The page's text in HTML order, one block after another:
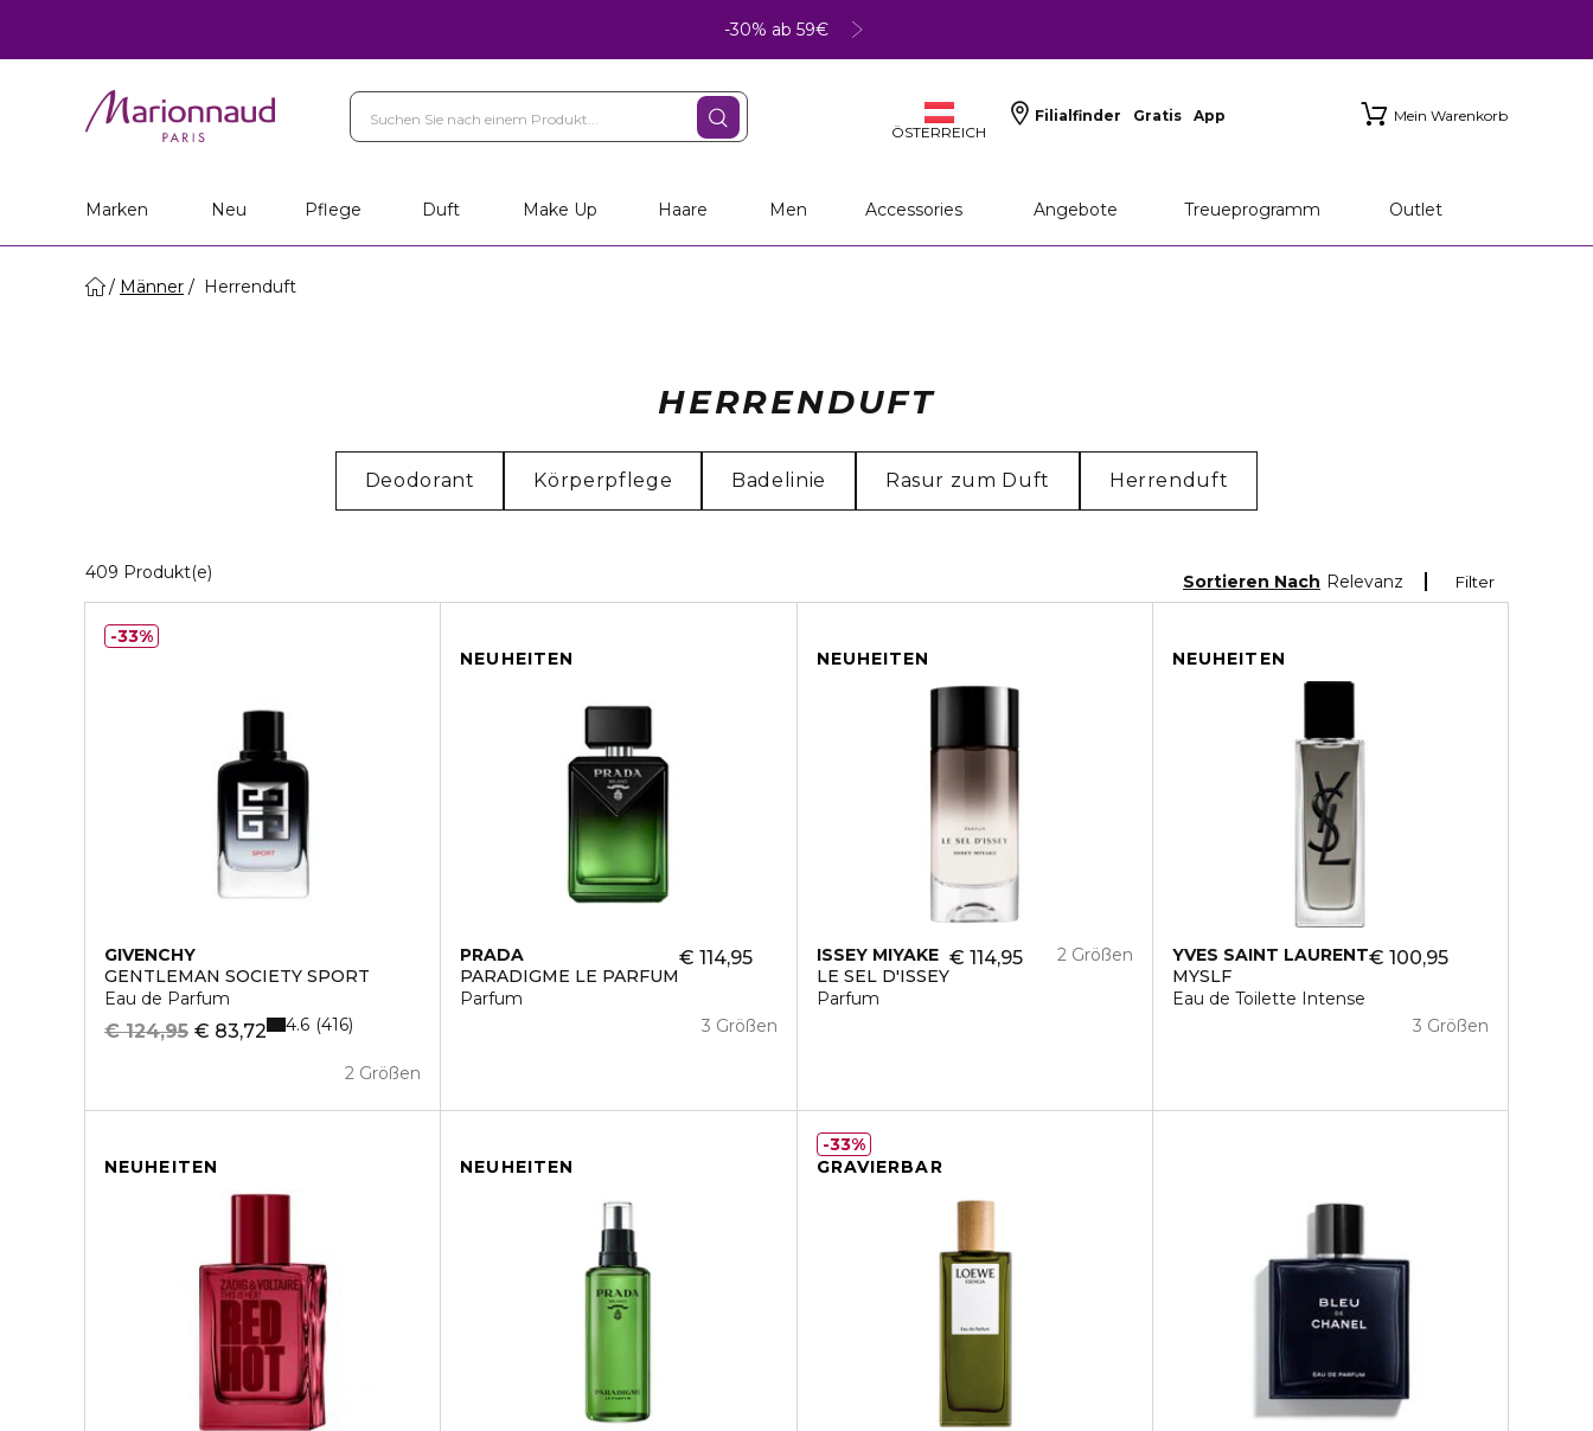
-30% ab 59€
ÖSTERREICH
Filialfinder Gratis App Mein Warenkorb
Marken Neu Pflege Duft Make Up Haare Men Accessories Angebote Treueprogramm Outlet
Männer Herrenduft
HERRENDUFT
Deodorant Körperpflege Badelinie Rasur zum Duft Herrenduft
409 Produkt(e) Filter
Sortieren Nach Relevanz
GIVENCHY
GENTLEMAN SOCIETY SPORT
Eau de Parfum
€ 83,72
€ 124,95
2 Größen
4.6 416
33%
NEUHEITEN
PRADA
PARADIGME LE PARFUM
Parfum
€ 114,95
3 Größen
NEUHEITEN
ISSEY MIYAKE
LE SEL D'ISSEY
Parfum
€ 114,95 2 Größen
NEUHEITEN
YVES SAINT LAURENT
MYSLF
Eau de Toilette Intense
€ 100,95
3 Größen
NEUHEITEN NEUHEITEN GRAVIERBAR
33%